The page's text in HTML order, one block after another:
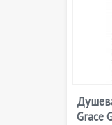
Grace